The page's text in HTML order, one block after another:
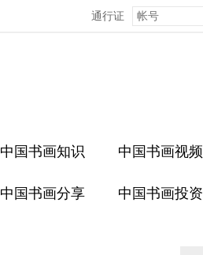
通行证
中国书画知识 中国书画视频
中国书画分享 中国书画投资